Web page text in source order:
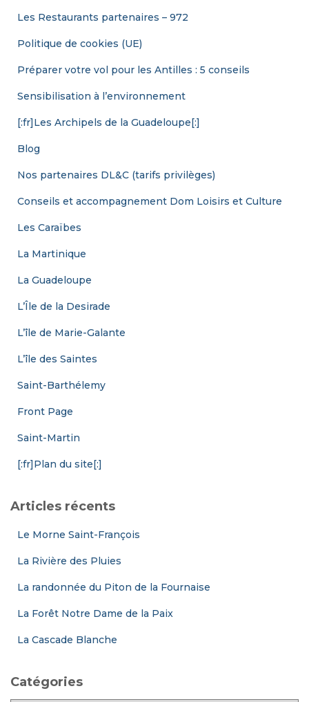
Les Restaurants partenaires – 972
Politique de cookies (UE)
Préparer votre vol pour les Antilles : 5 conseils
Sensibilisation à l’environnement
[:fr]Les Archipels de la Guadeloupe[:]
Blog
Nos partenaires DL&C (tarifs privilèges)
Conseils et accompagnement Dom Loisirs et Culture
Les Caraïbes
La Martinique
La Guadeloupe
L’Île de la Desirade
L’île de Marie-Galante
L’île des Saintes
Saint-Barthélemy
Front Page
Saint-Martin
[:fr]Plan du site[:]
Articles récents
Le Morne Saint-François
La Rivière des Pluies
La randonnée du Piton de la Fournaise
La Forêt Notre Dame de la Paix
La Cascade Blanche
Catégories